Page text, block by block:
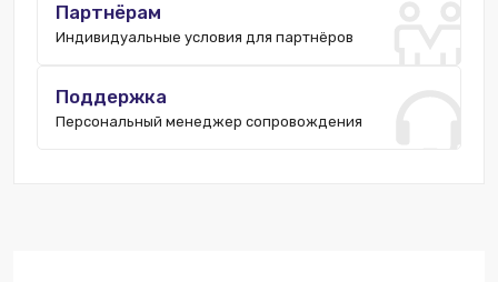
Партнёрам
Индивидуальные условия для партнёров
Поддержка
Персональный менеджер сопровождения